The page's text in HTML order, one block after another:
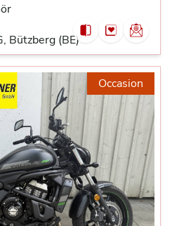
Bützberg (BE)
Occasion